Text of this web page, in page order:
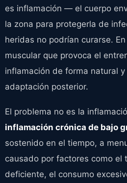
es inflamación — el cuerpo
la zona para protegerla de
heridas no podrían curarse.
muscular que provoca el
inflamación de forma natural
adaptación posterior.
El problema no es la
inflamación crónica de bajo
sostenido en el tiempo, a
causado por factores como el
deficiente, el consumo